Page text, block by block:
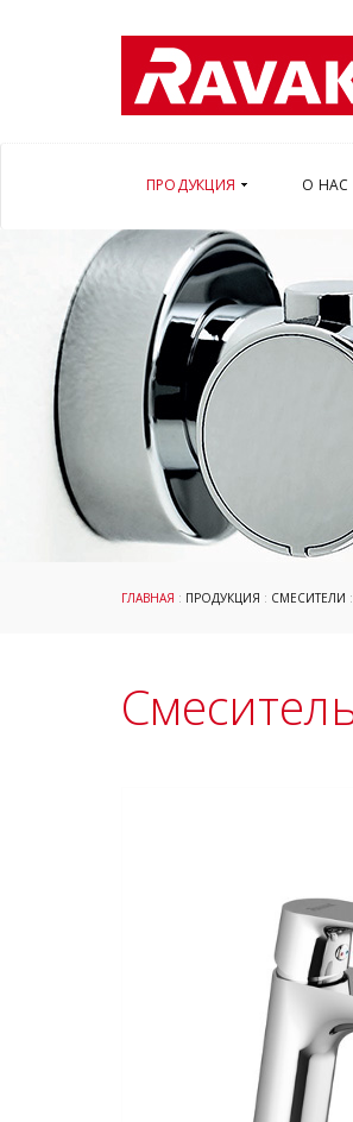
ПРОДУКЦИЯ О НАС
ГЛАВНАЯ : ПРОДУКЦИЯ : СМЕСИТЕЛИ :